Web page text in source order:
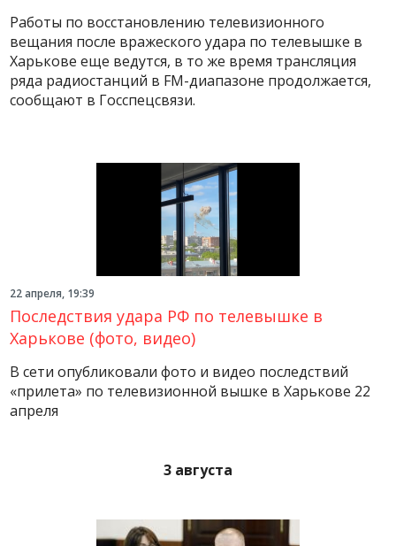
Работы по восстановлению телевизионного
вещания после вражеского удара по телевышке в
Харькове еще ведутся, в то же время трансляция
ряда радиостанций в FM-диапазоне продолжается,
сообщают в Госспецсвязи.
22 апреля, 19:39
Последствия удара РФ по телевышке в
Харькове (фото, видео)
В сети опубликовали фото и видео последствий
«прилета» по телевизионной вышке в Харькове 22
апреля
3 августа